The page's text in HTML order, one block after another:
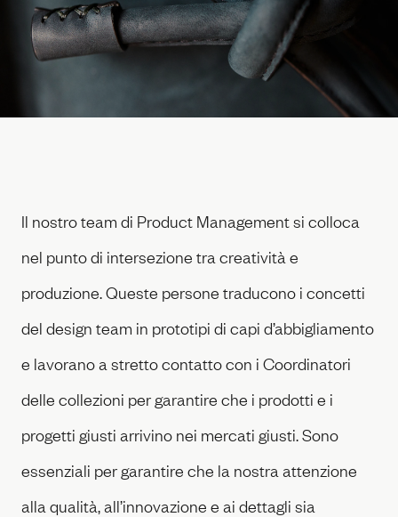
Filiera
Oasi Zegna
ZEGNA
Thom Browne
Il nostro team di Product Management si colloca
nel punto di intersezione tra creatività e
produzione. Queste persone traducono i concetti
del design team in prototipi di capi d’abbigliamento
e lavorano a stretto contatto con i Coordinatori
delle collezioni per garantire che i prodotti e i
progetti giusti arrivino nei mercati giusti. Sono
essenziali per garantire che la nostra attenzione
alla qualità, all’innovazione e ai dettagli sia